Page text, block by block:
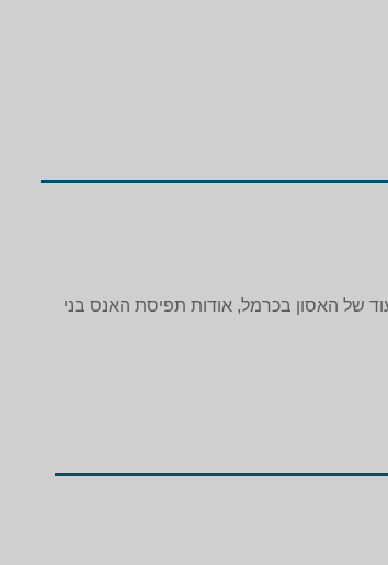
של האסון בכרמל, אודות תפיסת האנס בני